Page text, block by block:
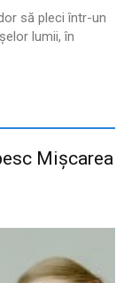
să pleci într-un
lumii, în
Mișcarea